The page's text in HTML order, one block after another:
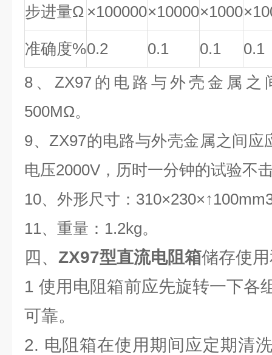
步进量Ω ×100000×10000×1000
准确度%0.2 0.1 0.1
0.1
8、ZX97的电路与外壳金属之
500MΩ。
9、ZX97的电路与外壳金属之间应
电压2000V，历时一分钟的试验不
10、外形尺寸：
11、重量：1.2kg。
四、 ZX97型直流电阻箱储存使
1 使用电阻箱前应先旋转一下各
可靠。
2. 电阻箱在使用期间应定期清